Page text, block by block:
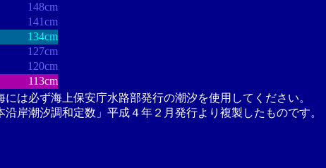
148cm
141cm
134cm
127cm
120cm
113cm
は必ず海上保安庁水路部発行の潮汐を使用してください。
岸潮汐調和定数」平成４年２月発行より複製したものです。